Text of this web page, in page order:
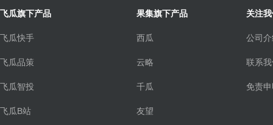
飞瓜旗下产品
飞瓜快手
飞瓜品策
飞瓜智投
飞瓜B站
果集旗下产品
西瓜
云略
千瓜
友望
关注
公司
联系
免责